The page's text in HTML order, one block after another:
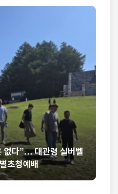
부임 환영… “신앙의 반
약 기대”